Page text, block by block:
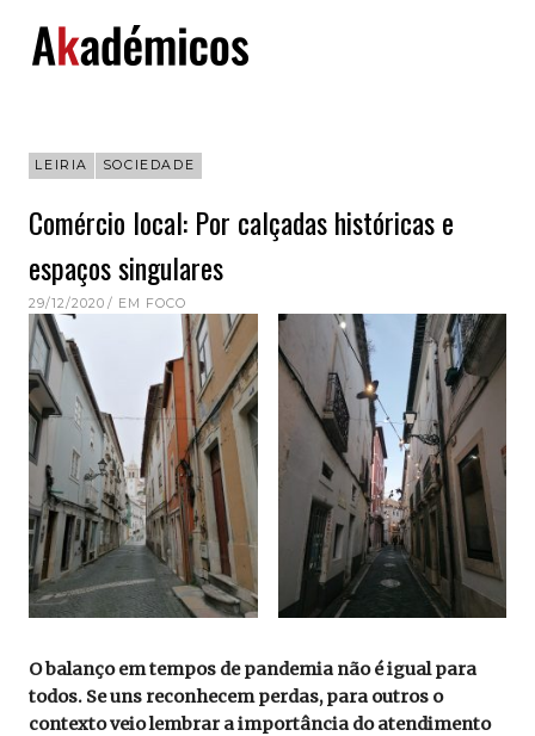
content
LEIRIA SOCIEDADE
Comércio local: Por calçadas históricas e
espaços singulares
29/12/2020 EM FOCO
O balanço em tempos de pandemia não é igual para
todos. Se uns reconhecem perdas, para outros o
contexto veio lembrar a importância do atendimento